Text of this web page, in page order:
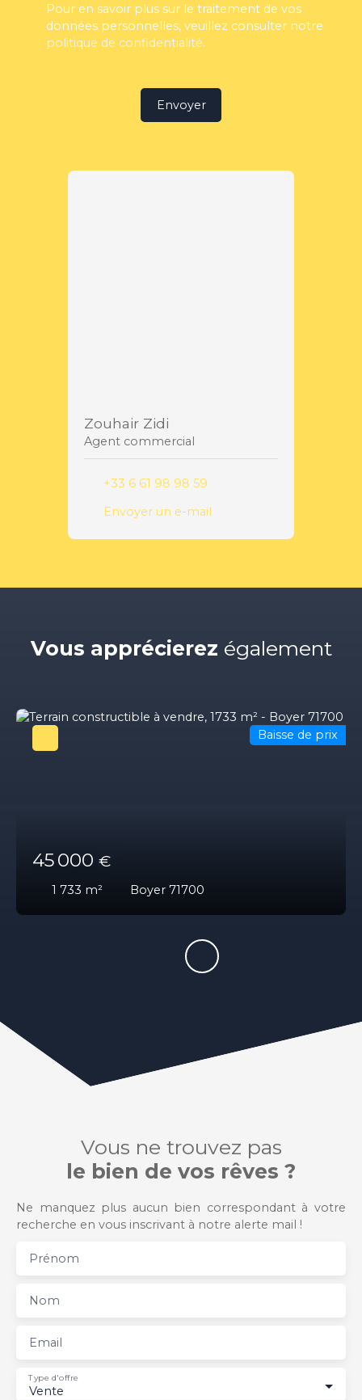
Pour en savoir plus sur le traitement de vos
données personnelles, veuillez consulter notre
politique de confidentialité.
Envoyer
Zouhair Zidi
Agent commercial
+33 6 61 98 98 59
Envoyer un e-mail
Vous apprécierez également
45 000 €
1 733 m² Boyer 71700
Baisse de prix
Vous ne trouvez pas
le bien de vos rêves ?
Ne manquez plus aucun bien correspondant à votre
recherche en vous inscrivant à notre alerte mail !
Prénom
Nom
Email
Vente
Type d'offre